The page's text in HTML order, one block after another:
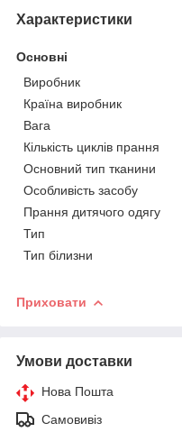
Характеристики
Основні
Виробник
Країна виробник
Вага
Кількість циклів прання
Основний тип тканини
Особливість засобу
Прання дитячого одягу
Тип
Тип білизни
Приховати
Умови доставки
Нова Пошта
Самовивіз